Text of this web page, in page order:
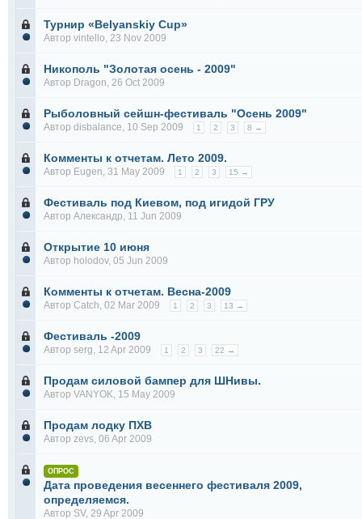
Турнир «Belyanskiy Cup»
Автор vintello, 23 Nov 2009
Никополь "Золотая осень - 2009"
Автор Dragon, 26 Oct 2009
Рыболовный сейшн-фестиваль "Осень 2009"
Автор disbalance, 10 Sep 2009 1 2 3 8 →
Комменты к отчетам. Лето 2009.
Автор Eugen, 31 May 2009 1 2 3 15 →
Фестиваль под Киевом, под игидой ГРУ
Автор Александр, 11 Jun 2009
Открытие 10 июня
Автор holodov, 05 Jun 2009
Комменты к отчетам. Весна-2009
Автор Catch, 02 Mar 2009 1 2 3 13 →
Фестиваль -2009
Автор serg, 12 Apr 2009 1 2 3 22 →
Продам силовой бампер для ШНивы.
Автор VANYOK, 15 May 2009
Продам лодку ПХВ
Автор zevs, 06 Apr 2009
ОПРОС
Дата проведения весеннего фестиваля 2009,
определяемся.
Автор SV, 29 Apr 2009